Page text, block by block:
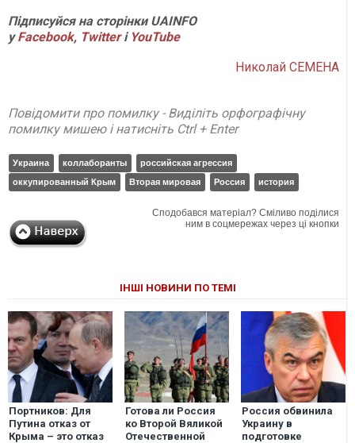
Підписуйся на сторінки UAINFO
уFacebook, Twitterі YouTube
Николай СЕМЕНА
Повідомити про помилку - Виділіть орфографічну
помилку мишею і натисніть Ctrl + Enter
Украина коллаборанты
российская агрессия
оккупированный Крым
Вторая мировая Россия история
Сподобався матеріал? Сміливо поділися
ним в соцмережах через ці кнопки
ІНШІ НОВИНИ ПО ТЕМІ
Портников: Для
Путина отказ от
Крыма – это отказ
Готова ли Россия
ко Второй Вяликой
Отечественной
Россия обвинила
Украину в
подготовке